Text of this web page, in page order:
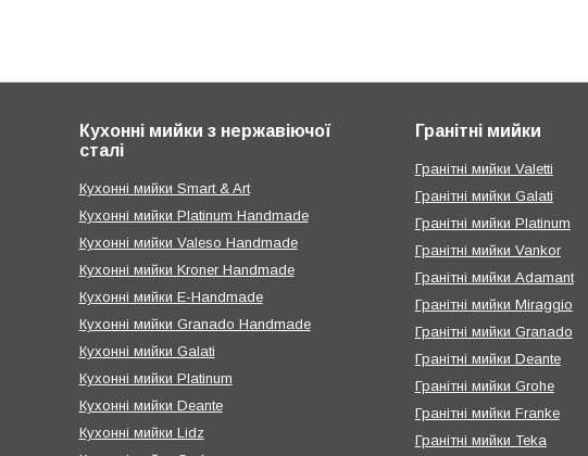
Кухонні мийки з нержавіючої
сталі
Кухонні мийки Smart & Art
Кухонні мийки Platinum Handmade
Кухонні мийки Valeso Handmade
Кухонні мийки Kroner Handmade
Кухонні мийки E-Handmade
Кухонні мийки Granado Handmade
Кухонні мийки Galati
Кухонні мийки Platinum
Кухонні мийки Deante
Кухонні мийки Lidz
Гранітні мийки
Гранітні мийки Valetti
Гранітні мийки Galati
Гранітні мийки Platinum
Гранітні мийки Vankor
Гранітні мийки Adamant
Гранітні мийки Miraggio
Гранітні мийки Granado
Гранітні мийки Deante
Гранітні мийки Grohe
Гранітні мийки Franke
Гранітні мийки Teka